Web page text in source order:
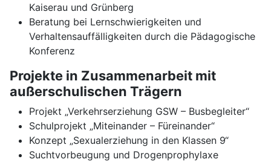
Kaiserau und Grünberg
Beratung bei Lernschwierigkeiten und
Verhaltensauffälligkeiten durch die Pädagogische
Konferenz
Projekte in Zusammenarbeit mit
außerschulischen Trägern
Projekt „Verkehrserziehung GSW – Busbegleiter“
Schulprojekt „Miteinander – Füreinander“
Konzept „Sexualerziehung in den Klassen 9“
Suchtvorbeugung und Drogenprophylaxe